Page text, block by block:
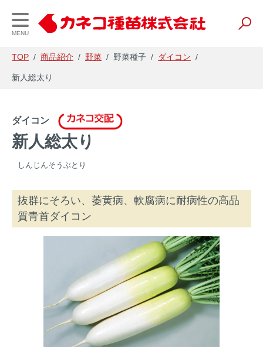
MENU
企業理念・会社概要
研究開発
農業資材
生産者向け
花の苗・種
経営理念と戦略
電子公告
TOP / 商品紹介 / 野菜 / 野菜種子 / ダイコン /
新人総太り
ダイコン
新人総太り
しんじんそうぶとり
抜群にそろい、萎黄病、軟腐病に耐病性の高品
質青首ダイコン